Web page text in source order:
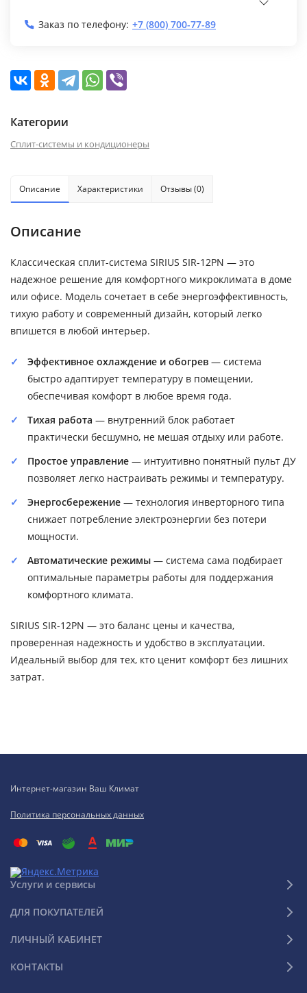
Заказ по телефону: +7 (800) 700-77-89
Категории
Сплит-системы и кондиционеры
Описание Характеристики Отзывы (0)
Описание
Классическая сплит-система SIRIUS SIR-12PN — это
надежное решение для комфортного микроклимата в доме
или офисе. Модель сочетает в себе энергоэффективность,
тихую работу и современный дизайн, который легко
впишется в любой интерьер.
Эффективное охлаждение и обогрев — система
быстро адаптирует температуру в помещении,
обеспечивая комфорт в любое время года.
Тихая работа — внутренний блок работает
практически бесшумно, не мешая отдыху или работе.
Простое управление — интуитивно понятный пульт ДУ
позволяет легко настраивать режимы и температуру.
Энергосбережение — технология инверторного типа
снижает потребление электроэнергии без потери
мощности.
Автоматические режимы — система сама подбирает
оптимальные параметры работы для поддержания
комфортного климата.
SIRIUS SIR-12PN — это баланс цены и качества,
проверенная надежность и удобство в эксплуатации.
Идеальный выбор для тех, кто ценит комфорт без лишних
затрат.
Интернет-магазин Ваш Климат
Политика персональных данных
Услуги и сервисы
ДЛЯ ПОКУПАТЕЛЕЙ
ЛИЧНЫЙ КАБИНЕТ
КОНТАКТЫ